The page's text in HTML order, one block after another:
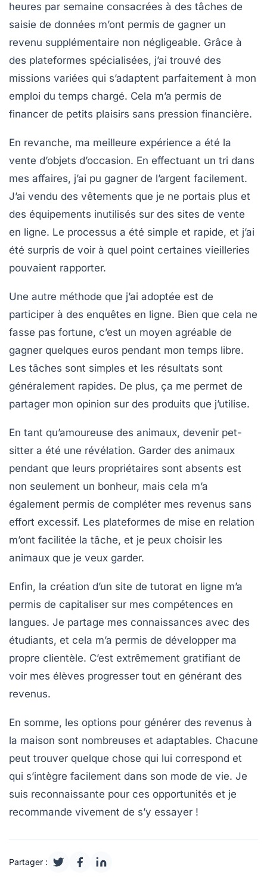
heures par semaine consacrées à des tâches de
saisie de données m’ont permis de gagner un
revenu supplémentaire non négligeable. Grâce à
des plateformes spécialisées, j’ai trouvé des
missions variées qui s’adaptent parfaitement à mon
emploi du temps chargé. Cela m’a permis de
financer de petits plaisirs sans pression financière.
En revanche, ma meilleure expérience a été la
vente d’objets d’occasion. En effectuant un tri dans
mes affaires, j’ai pu gagner de l’argent facilement.
J’ai vendu des vêtements que je ne portais plus et
des équipements inutilisés sur des sites de vente
en ligne. Le processus a été simple et rapide, et j’ai
été surpris de voir à quel point certaines vieilleries
pouvaient rapporter.
Une autre méthode que j’ai adoptée est de
participer à des enquêtes en ligne. Bien que cela ne
fasse pas fortune, c’est un moyen agréable de
gagner quelques euros pendant mon temps libre.
Les tâches sont simples et les résultats sont
généralement rapides. De plus, ça me permet de
partager mon opinion sur des produits que j’utilise.
En tant qu’amoureuse des animaux, devenir pet-
sitter a été une révélation. Garder des animaux
pendant que leurs propriétaires sont absents est
non seulement un bonheur, mais cela m’a
également permis de compléter mes revenus sans
effort excessif. Les plateformes de mise en relation
m’ont facilitée la tâche, et je peux choisir les
animaux que je veux garder.
Enfin, la création d’un site de tutorat en ligne m’a
permis de capitaliser sur mes compétences en
langues. Je partage mes connaissances avec des
étudiants, et cela m’a permis de développer ma
propre clientèle. C’est extrêmement gratifiant de
voir mes élèves progresser tout en générant des
revenus.
En somme, les options pour générer des revenus à
la maison sont nombreuses et adaptables. Chacune
peut trouver quelque chose qui lui correspond et
qui s’intègre facilement dans son mode de vie. Je
suis reconnaissante pour ces opportunités et je
recommande vivement de s’y essayer !
Partager :